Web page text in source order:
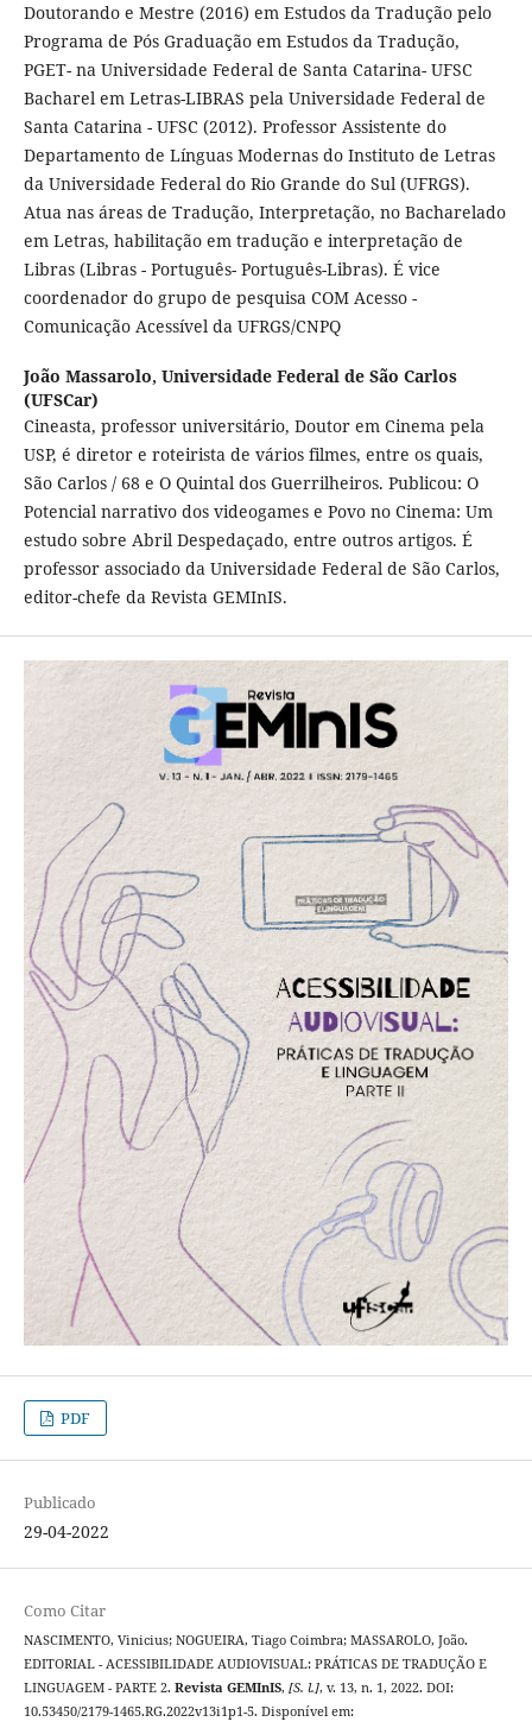
Doutorando e Mestre (2016) em Estudos da Tradução pelo
Programa de Pós Graduação em Estudos da Tradução,
PGET- na Universidade Federal de Santa Catarina- UFSC
Bacharel em Letras-LIBRAS pela Universidade Federal de
Santa Catarina - UFSC (2012). Professor Assistente do
Departamento de Línguas Modernas do Instituto de Letras
da Universidade Federal do Rio Grande do Sul (UFRGS).
Atua nas áreas de Tradução, Interpretação, no Bacharelado
em Letras, habilitação em tradução e interpretação de
Libras (Libras - Português- Português-Libras). É vice
coordenador do grupo de pesquisa COM Acesso -
Comunicação Acessível da UFRGS/CNPQ
João Massarolo, Universidade Federal de São Carlos
(UFSCar)
Cineasta, professor universitário, Doutor em Cinema pela
USP, é diretor e roteirista de vários filmes, entre os quais,
São Carlos / 68 e O Quintal dos Guerrilheiros. Publicou: O
Potencial narrativo dos videogames e Povo no Cinema: Um
estudo sobre Abril Despedaçado, entre outros artigos. É
professor associado da Universidade Federal de São Carlos,
editor-chefe da Revista GEMInIS.
PDF
Publicado
29-04-2022
Como Citar
NASCIMENTO, Vinicius; NOGUEIRA, Tiago Coimbra; MASSAROLO, João.
EDITORIAL - ACESSIBILIDADE AUDIOVISUAL: PRÁTICAS DE TRADUÇÃO E
LINGUAGEM - PARTE 2. Revista GEMInIS, [S. l.], v. 13, n. 1, 2022. DOI:
10.53450/2179-1465.RG.2022v13i1p1-5. Disponível em: